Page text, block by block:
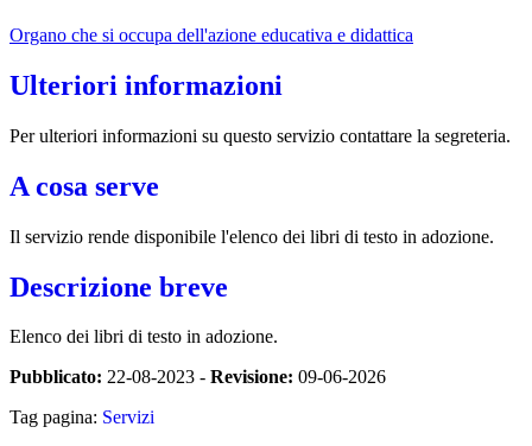
Organo che si occupa dell'azione educativa e didattica
Ulteriori informazioni
Per ulteriori informazioni su questo servizio contattare la segreteria.
A cosa serve
Il servizio rende disponibile l'elenco dei libri di testo in adozione.
Descrizione breve
Elenco dei libri di testo in adozione.
Pubblicato: 22-08-2023 - Revisione: 09-06-2026
Tag pagina: Servizi